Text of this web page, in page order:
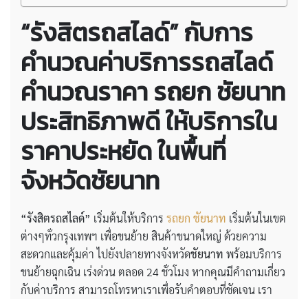
“รังสิตรถสไลด์” กับการ
คำนวณค่าบริการรถสไลด์
คำนวณราคา รถยก ชัยนาท
ประสิทธิภาพดี ให้บริการใน
ราคาประหยัด ในพื้นที่
จังหวัดชัยนาท
“รังสิตรถสไลด์” เริ่มต้นให้บริการ รถยก ชัยนาท เริ่มต้นในเขต
ต่างๆทั่วกรุงเทพฯ เพื่อขนย้าย สินค้าขนาดใหญ่ ด้วยความ
สะดวกและคุ้มค่า ไปยังปลายทางจังหวัดชัยนาท พร้อมบริการ
ขนย้ายฉุกเฉิน เร่งด่วน ตลอด 24 ชั่วโมง หากคุณมีคำถามเกี่ยว
กับค่าบริการ สามารถโทรหาเราเพื่อรับคำตอบที่ชัดเจน เรา